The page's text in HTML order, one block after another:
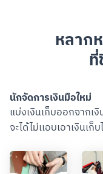
หลาก
นักจัดการเงินมือใหม่
แบ่งเงินเก็บออกจากเงิ
จะได้ไม่เเอบเอาเงินเ